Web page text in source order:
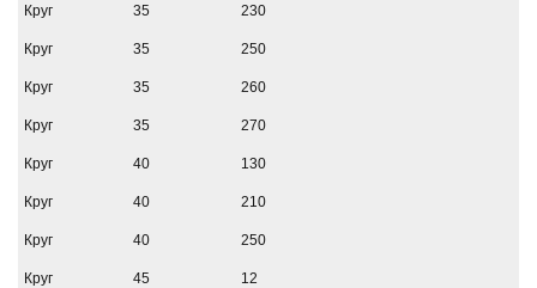
Круг 35 230
Круг 35 250
Круг 35 260
Круг 35 270
Круг 40 130
Круг 40 210
Круг 40 250
Круг 45 12